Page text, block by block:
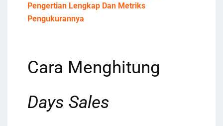
Pengertian Lengkap Dan Metriks
Pengukurannya
Cara Menghitung
Days Sales